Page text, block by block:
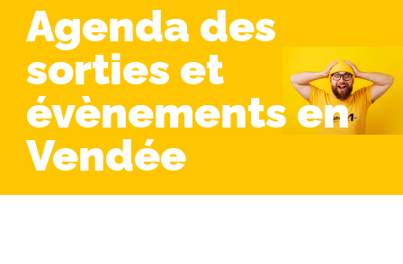
Agenda des
sorties et
évènements en
Vendée